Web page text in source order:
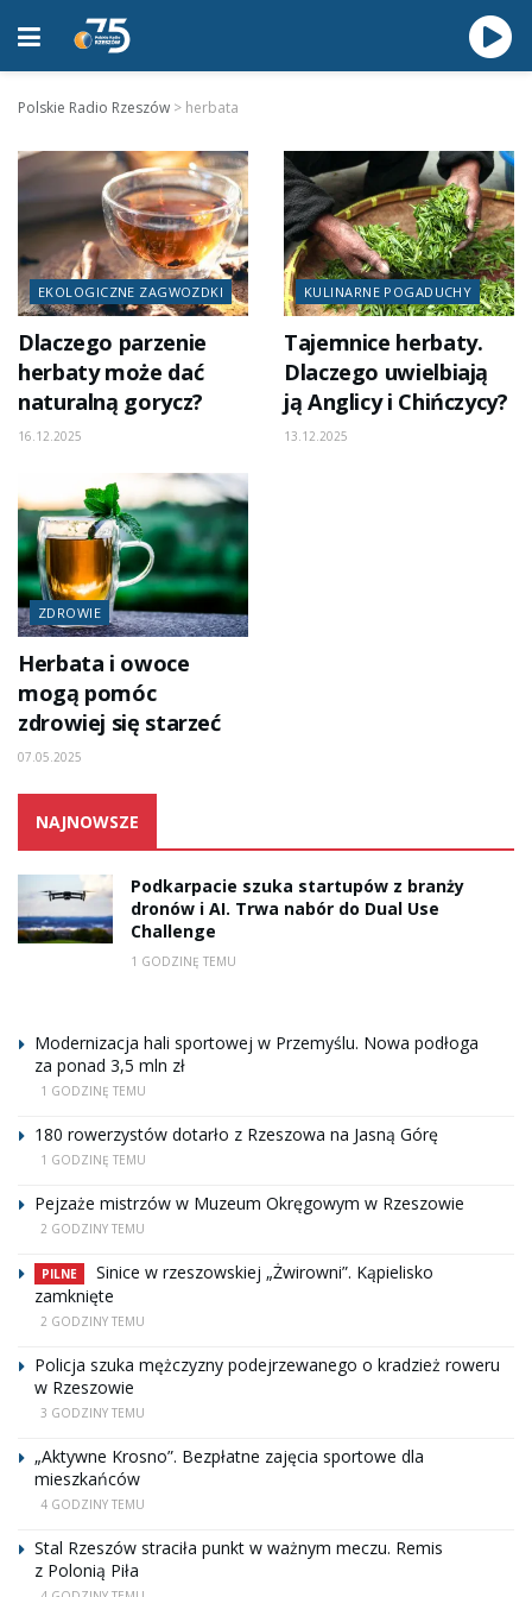
Polskie Radio Rzeszów > herbata
EKOLOGICZNE ZAGWOZDKI
Dlaczego parzenie
herbaty może dać
naturalną gorycz?
16.12.2025
KULINARNE POGADUCHY
Tajemnice herbaty.
Dlaczego uwielbiają
ją Anglicy i Chińczycy?
13.12.2025
ZDROWIE
Herbata i owoce
mogą pomóc
zdrowiej się starzeć
07.05.2025
NAJNOWSZE
Podkarpacie szuka startupów z branży
dronów i AI. Trwa nabór do Dual Use
Challenge
1 GODZINĘ TEMU
Modernizacja hali sportowej w Przemyślu. Nowa podłoga
za ponad 3,5 mln zł
1 GODZINĘ TEMU
180 rowerzystów dotarło z Rzeszowa na Jasną Górę
1 GODZINĘ TEMU
Pejzaże mistrzów w Muzeum Okręgowym w Rzeszowie
2 GODZINY TEMU
PILNE
Sinice w rzeszowskiej „Żwirowni”. Kąpielisko
zamknięte
2 GODZINY TEMU
Policja szuka mężczyzny podejrzewanego o kradzież roweru
w Rzeszowie
3 GODZINY TEMU
„Aktywne Krosno”. Bezpłatne zajęcia sportowe dla
mieszkańców
4 GODZINY TEMU
Stal Rzeszów straciła punkt w ważnym meczu. Remis
z Polonią Piła